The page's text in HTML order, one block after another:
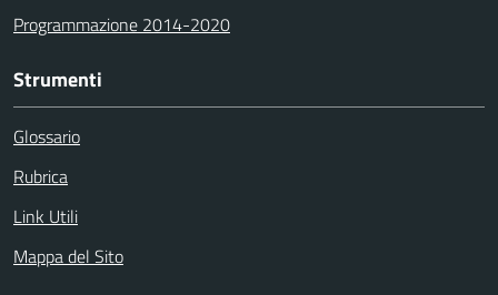
Programmazione 2014-2020
Strumenti
Glossario
Rubrica
Link Utili
Mappa del Sito